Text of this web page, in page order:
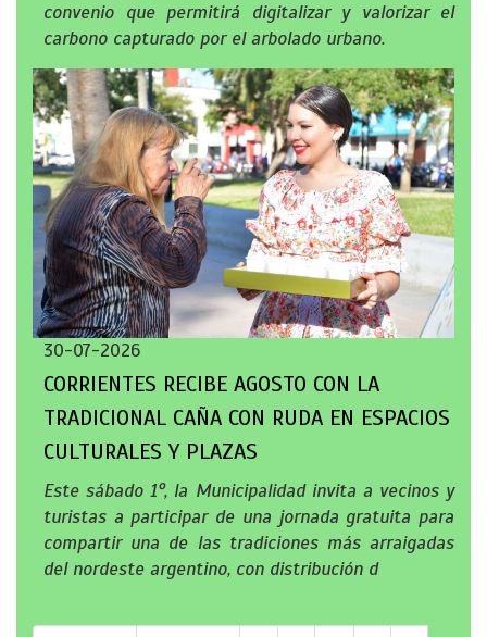
convenio que permitirá digitalizar y valorizar el
carbono capturado por el arbolado urbano.
30-07-2026
CORRIENTES RECIBE AGOSTO CON LA
TRADICIONAL CAÑA CON RUDA EN ESPACIOS
CULTURALES Y PLAZAS
Este sábado 1°, la Municipalidad invita a vecinos y
turistas a participar de una jornada gratuita para
compartir una de las tradiciones más arraigadas
del nordeste argentino, con distribución d